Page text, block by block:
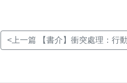
<上一篇 【書介】衝突處理：行